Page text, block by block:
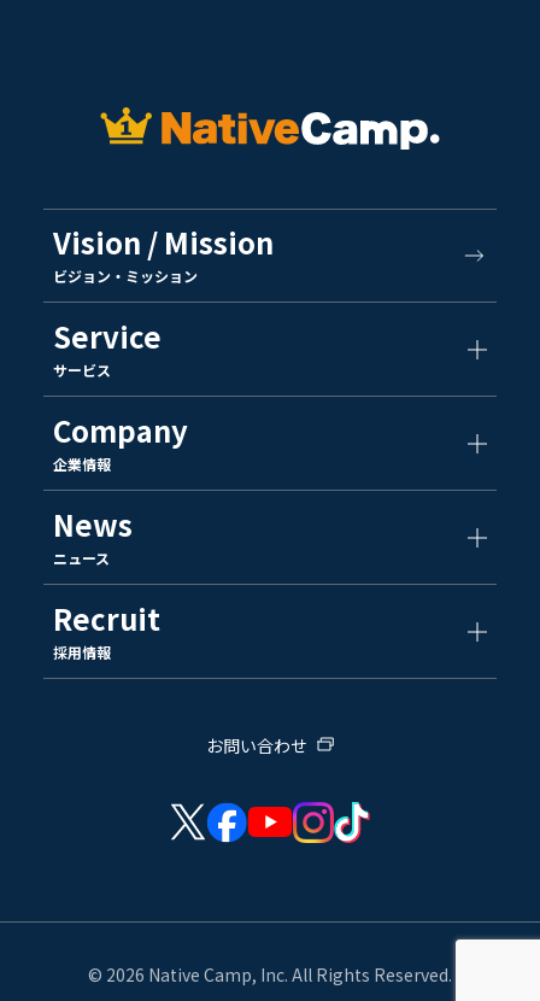
Vision / Mission
ビジョン・ミッション
Service
サービス
Company
企業情報
News
ニュース
Recruit
採用情報
お問い合わせ
© 2026 Native Camp, Inc. All Rights Reserved.